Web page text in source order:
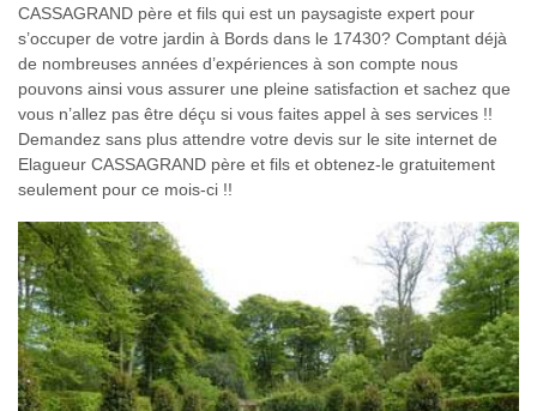
CASSAGRAND père et fils qui est un paysagiste expert pour
s’occuper de votre jardin à Bords dans le 17430? Comptant déjà
de nombreuses années d’expériences à son compte nous
pouvons ainsi vous assurer une pleine satisfaction et sachez que
vous n’allez pas être déçu si vous faites appel à ses services !!
Demandez sans plus attendre votre devis sur le site internet de
Elagueur CASSAGRAND père et fils et obtenez-le gratuitement
seulement pour ce mois-ci !!